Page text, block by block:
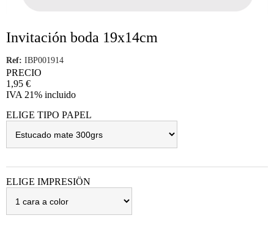
Invitación boda 19x14cm
Ref: IBP001914
PRECIO
1,95 €
IVA 21% incluido
ELIGE TIPO PAPEL
ELIGE IMPRESIÖN